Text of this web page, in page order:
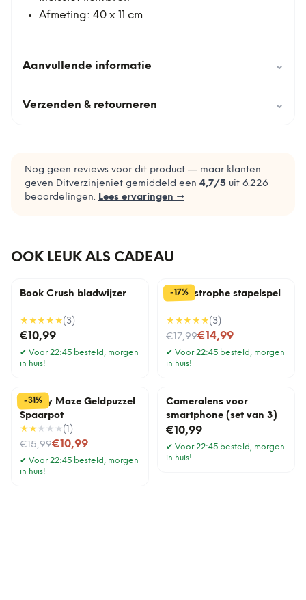
Afmeting: 40 x 11 cm
Aanvullende informatie ⌄
Verzenden & retourneren ⌄
Nog geen reviews voor dit product — maar klanten
geven Ditverzinjeniet gemiddeld een 4,7/5 uit 6.226
beoordelingen. Lees ervaringen →
OOK LEUK ALS CADEAU
Book Crush bladwijzer
★★★★★(3)
€10,99
✔ Voor 22:45 besteld, morgen
in huis!
-17%
Cat-astrophe stapelspel
★★★★★(3)
€17,99
Nu voor€14,99
✔ Voor 22:45 besteld, morgen
in huis!
-31%
Money Maze Geldpuzzel
Spaarpot
★★ ★★★( 1 )
€15,99
Nu voor€10,99
✔ Voor 22:45 besteld, morgen
in huis!
Cameralens voor
smartphone (set van 3)
€10,99
✔ Voor 22:45 besteld, morgen
in huis!